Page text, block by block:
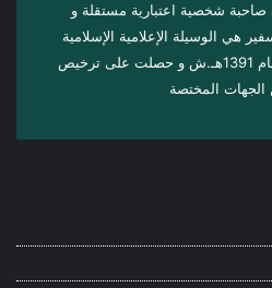
صاحبة شخصية اعتبارية مستقلة و
هي الوسيلة الإعلامية الإسلامية
محايدة سياسيا، بدأت بثها عام 1391هـ.ش و حصلت على ترخيص
الجهات المختصة